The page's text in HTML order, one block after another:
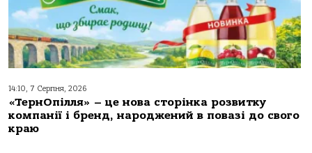
14:10, 7 Серпня, 2026
«ТернОпілля» – це нова сторінка розвитку
компанії і бренд, народжений в повазі до свого
краю